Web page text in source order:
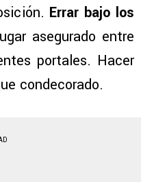
Errar bajo los
asegurado entre
portales. Hacer
condecorado.